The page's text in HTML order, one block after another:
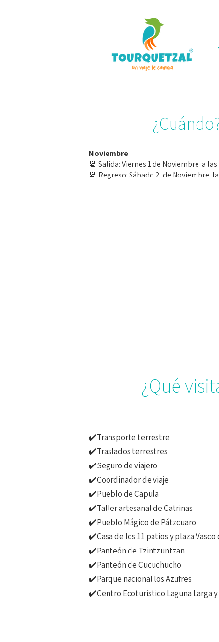
Noviembre
📆 Salida: Viernes 1 de Noviembre a las
📆 Regreso: Sábado 2 de Noviembre
¿Qué
✔️Transporte terrestre
✔️Traslados terrestres
✔️Seguro de viajero
✔️Coordinador de viaje
✔️Pueblo de Capula
✔️Taller artesanal de Catrinas
✔️Pueblo Mágico de Pátzcuaro
✔️Casa de los 11 patios y plaza Vasco
✔️Panteón de Tzintzuntzan
✔️Panteón de Cucuchucho
✔️Parque nacional los Azufres
✔️Centro Ecoturistico Laguna Larga